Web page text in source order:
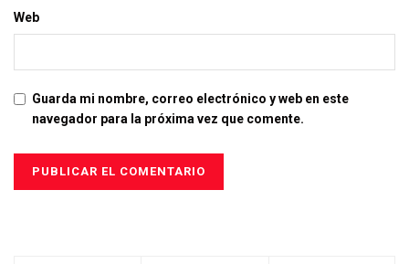
Web
Guarda mi nombre, correo electrónico y web en este
navegador para la próxima vez que comente.